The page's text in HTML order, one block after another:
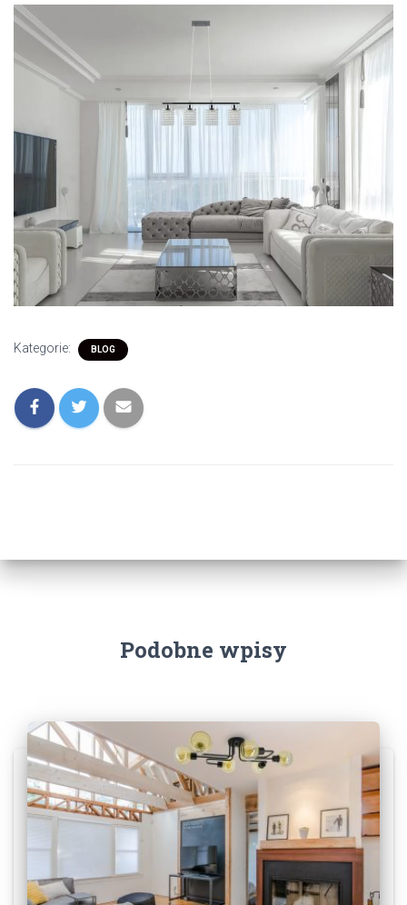
Kategorie: BLOG
Podobne wpisy